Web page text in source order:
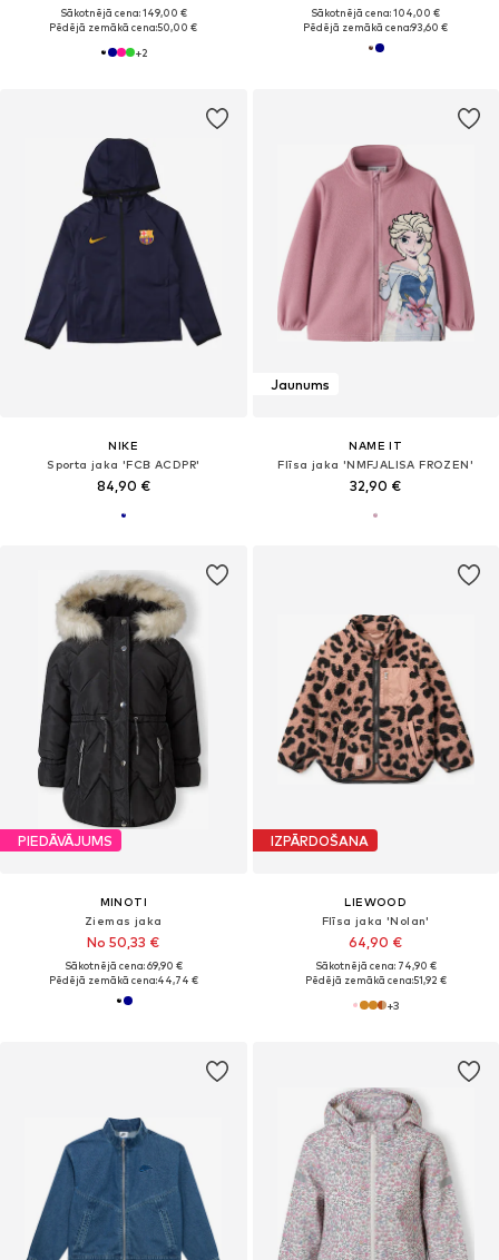
Sākotnējā cena: 149,00 €
Pēdējā zemākā cena:50,00 €
+2
Sākotnējā cena: 104,00 €
Pēdējā zemākā cena:93,60 €
NIKE
Sporta jaka 'FCB ACDPR'
84,90 €
Jaunums
NAME IT
Flīsa jaka 'NMFJALISA FROZEN'
32,90 €
PIEDĀVĀJUMS
MINOTI
Ziemas jaka
No 50,33 €
Sākotnējā cena: 69,90 €
Pēdējā zemākā cena:44,74 €
IZPĀRDOŠANA
LIEWOOD
Flīsa jaka 'Nolan'
64,90 €
Sākotnējā cena: 74,90 €
Pēdējā zemākā cena:51,92 €
+3